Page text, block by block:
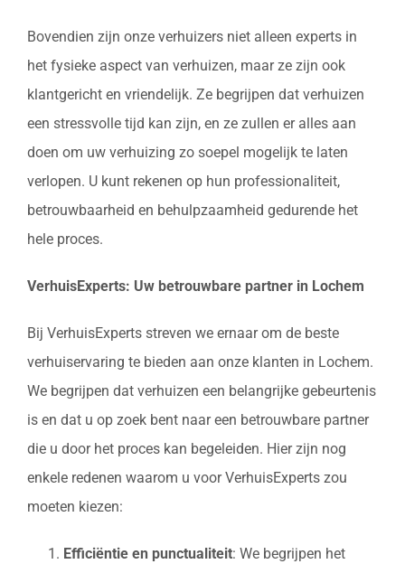
Bovendien zijn onze verhuizers niet alleen experts in
het fysieke aspect van verhuizen, maar ze zijn ook
klantgericht en vriendelijk. Ze begrijpen dat verhuizen
een stressvolle tijd kan zijn, en ze zullen er alles aan
doen om uw verhuizing zo soepel mogelijk te laten
verlopen. U kunt rekenen op hun professionaliteit,
betrouwbaarheid en behulpzaamheid gedurende het
hele proces.
VerhuisExperts: Uw betrouwbare partner in Lochem
Bij VerhuisExperts streven we ernaar om de beste
verhuiservaring te bieden aan onze klanten in Lochem.
We begrijpen dat verhuizen een belangrijke gebeurtenis
is en dat u op zoek bent naar een betrouwbare partner
die u door het proces kan begeleiden. Hier zijn nog
enkele redenen waarom u voor VerhuisExperts zou
moeten kiezen:
Efficiëntie en punctualiteit: We begrijpen het